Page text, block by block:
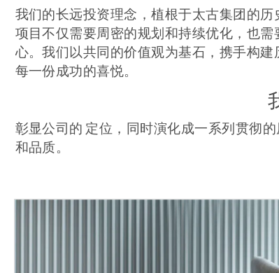
我们的长远投资理念，植根于太古集团的
项目不仅需要周密的规划和持续优化，也
心。我们以共同的价值观为基石，携手构
每一份成功的喜悦。
彰显公司的 定位，同时演化成一系列贯彻
和品质。